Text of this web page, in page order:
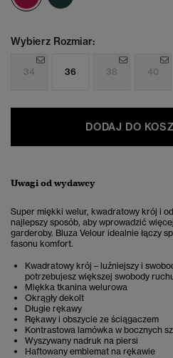
Wybierz Rozmiar:
34 36 38 40
DODAJ DO
Uwagi od wydawcy
Super miękki welur, kwadratowy krój i
najlepszy sposób, aby wprowadzić
garderoby. Bluza Velour idealnie łączy
fasonu komfort.
Kwadratowy krój – luźniejszy i
potrzebujesz większej swobody
Miękka tkanina welurowa
Okrągły dekolt
Długie rękawy
Rękawy i obszycie ze ściągaczem
Kontrastowa lamówka w bocznych
Wyszywany nadruk na piersi
Haftowany emblemat na rękawie